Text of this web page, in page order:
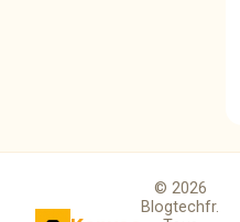
© 2026
Blogtechfr.